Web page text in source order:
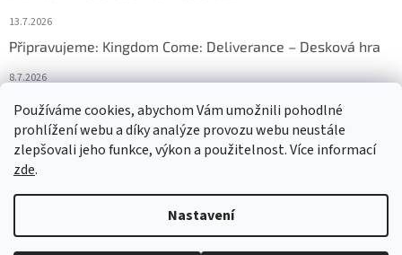
Používáme cookies, abychom Vám umožnili pohodlné
prohlížení webu a díky analýze provozu webu neustále
zlepšovali jeho funkce, výkon a použitelnost. Více informací
zde.
Nastavení
13.7.2026
Připravujeme: Kingdom Come: Deliverance – Desková hra
8.7.2026
Nejlepší deskové hry: výběr, který frčí v celém Česku
18.6.2026